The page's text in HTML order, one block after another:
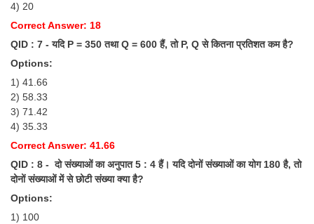
मल्टीटास्किंग : Hindi Notes
4) 20
Correct Answer: 18
QID : 7 - यदि P = 350 तथा Q = 600 हैं, तो P, Q से कितना प्रतिशत कम है?
Options:
1) 41.66
2) 58.33
3) 71.42
4) 35.33
Correct Answer: 41.66
QID : 8 - दो संख्याओं का अनुपात 5 : 4 हैं। यदि दोनों संख्याओं का योग 180 है, तो
दोनों संख्याओं में से छोटी संख्या क्या है?
Options:
1) 100